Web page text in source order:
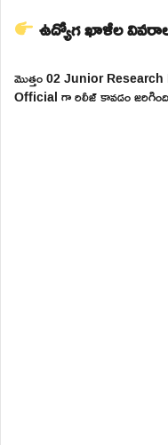
ఉద్యోగ ఖాళీల
మొత్తం 02 Junior
Official గా రిలీజ్ కావడం